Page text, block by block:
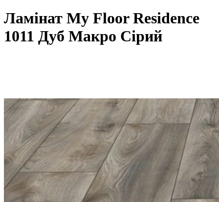
Ламінат My Floor Residence
1011 Дуб Макро Сірий